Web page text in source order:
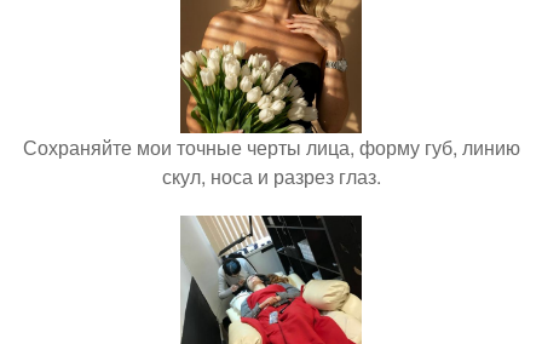
Сохраняйте мои точные черты лица, форму губ, линию
скул, носа и разрез глаз.